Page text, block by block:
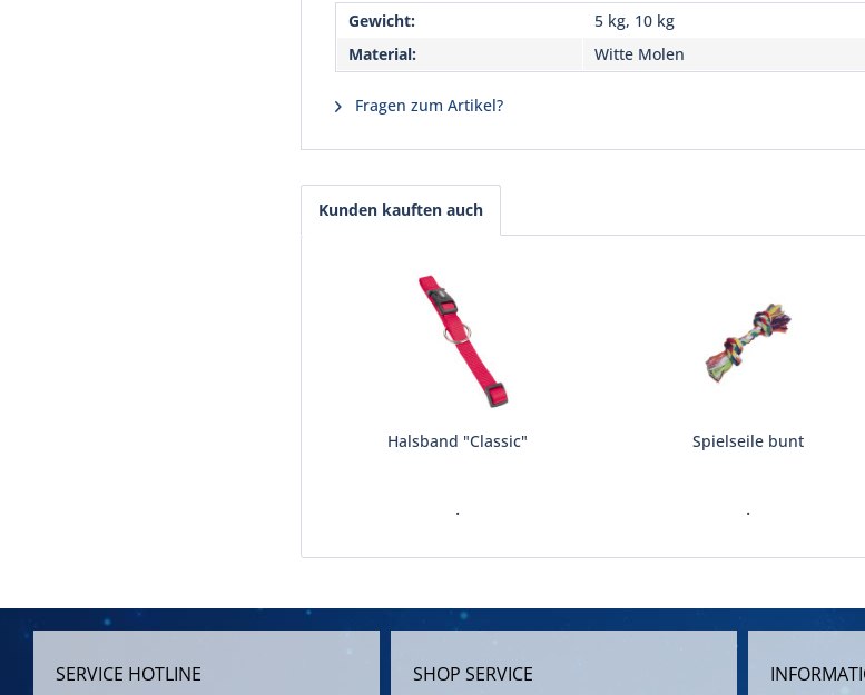
Gewicht:
5 kg, 10 kg
Material:
Witte Molen
Fragen zum Artikel?
Kunden kauften auch
Halsband "Classic"
.
Spielseile bunt
.
SERVICE HOTLINE SHOP SERVICE